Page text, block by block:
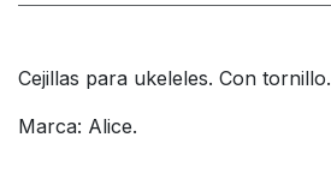
Cejillas para ukeleles. Con tornillo.
Marca: Alice.